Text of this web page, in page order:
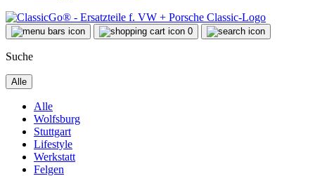
0
Suche
Alle
Alle
Wolfsburg
Stuttgart
Lifestyle
Werkstatt
Felgen